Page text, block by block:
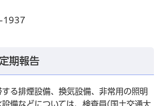
1937
期報告
る排煙設備、換気設備、非常用の照明
備などについては、検査員(国土交通大